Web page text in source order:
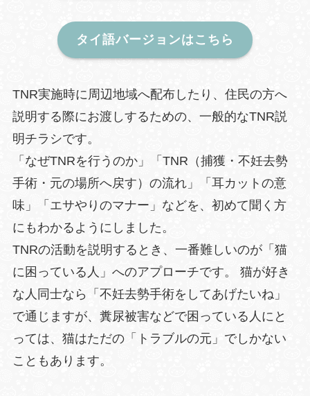
タイ語バージョンはこちら
TNR実施時に周辺地域へ配布したり、住民の方へ
説明する際にお渡しするための、一般的なTNR説
明チラシです。
「なぜTNRを行うのか」「TNR（捕獲・不妊去勢
手術・元の場所へ戻す）の流れ」「耳カットの意
味」「エサやりのマナー」などを、初めて聞く方
にもわかるようにしました。
TNRの活動を説明するとき、一番難しいのが「猫
に困っている人」へのアプローチです。 猫が好き
な人同士なら「不妊去勢手術をしてあげたいね」
で通じますが、糞尿被害などで困っている人にと
っては、猫はただの「トラブルの元」でしかない
こともあります。